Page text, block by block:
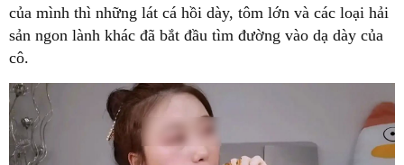
của mình thì những lát cá hồi dày, tôm lớn và các loại hải
sản ngon lành khác đã bắt đầu tìm đường vào dạ dày của
cô.